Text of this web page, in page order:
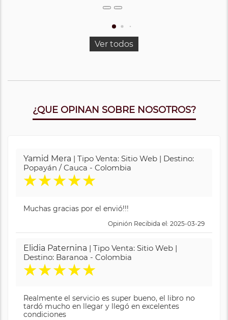
Ver todos
¿QUE OPINAN SOBRE NOSOTROS?
Yamid Mera | Tipo Venta: Sitio Web | Destino:
Popayán / Cauca - Colombia
★★★★★
Muchas gracias por el envió!!!
Opinión Recibida el: 2025-03-29
Elidia Paternina | Tipo Venta: Sitio Web |
Destino: Baranoa - Colombia
★★★★★
Realmente el servicio es super bueno, el libro no
tardó mucho en llegar y llegó en excelentes
condiciones